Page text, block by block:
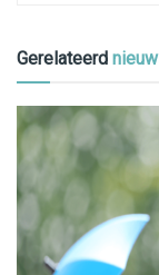
Gerelateerd